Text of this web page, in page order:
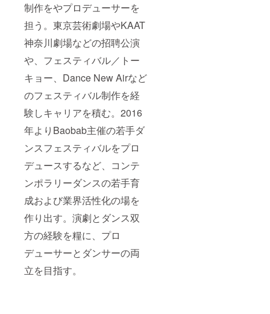
制作をやプロデューサーを
担う。東京芸術劇場やKAAT
神奈川劇場などの招聘公演
や、フェスティバル／トー
キョー、Dance New Airなど
のフェスティバル制作を経
験しキャリアを積む。2016
年よりBaobab主催の若手ダ
ンスフェスティバルをプロ
デュースするなど、コンテ
ンポラリーダンスの若手育
成および業界活性化の場を
作り出す。演劇とダンス双
方の経験を糧に、プロ
デューサーとダンサーの両
立を目指す。